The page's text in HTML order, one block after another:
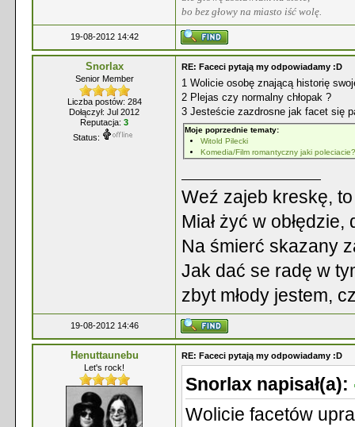
bo bez głowy na miasto iść wolę.
19-08-2012 14:42
Snorlax
Senior Member
Liczba postów: 284
Dołączył: Jul 2012
Reputacja: 3
Status:
RE: Faceci pytają my odpowiadamy :D
1 Wolicie osobę znającą historię
2 Plejas czy normalny chłopak ?
3 Jesteście zazdrosne jak facet się
Moje poprzednie tematy:
Witold Pilecki
Komedia/Film romantyczny jaki poleciacie?
Weź zajeb kreskę,
Miał żyć w
Na śmierć skazany
Jak dać se radę w
zbyt młody jestem,
19-08-2012 14:46
Henuttaunebu
Let's rock!
RE: Faceci pytają my odpowiadamy :D
Snorlax napisał(a):
Wolicie facetów